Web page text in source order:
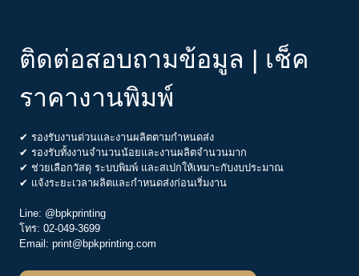
ติดต่อสอบถามข้อมูล | เช็ค
ราคางานพิมพ์
✔ รองรับงานด่วนและงานผลิตตามกำหนดส่ง
✔ รองรับทั้งงานจำนวนน้อยและงานผลิตจำนวนมาก
✔ ช่วยเลือกวัสดุ ระบบพิมพ์ และสเปกให้เหมาะกับงบประมาณ
✔ แจ้งระยะเวลาผลิตและกำหนดส่งก่อนเริ่มงาน
Line: @bpkprinting
โทร: 02-049-3699
Email: print@bpkprinting.com